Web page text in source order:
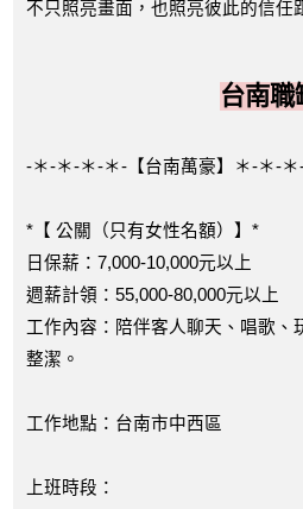
不只照亮畫面，也照亮彼此的信任
台南職
-＊-＊-＊-＊-【台南萬豪】＊-＊-
*【 公關（只有女性名額）】*
日保薪：7,000-10,000元以上
週薪計領：55,000-80,000元以上
工作內容：陪伴客人聊天、唱歌、
整潔。
工作地點：台南市中西區
上班時段：